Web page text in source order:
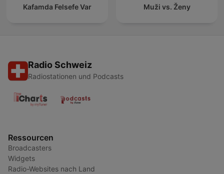
Kafamda Felsefe Var Muži vs. Ženy
Radio Schweiz
Radiostationen und Podcasts
Ressourcen
Broadcasters
Widgets
Radio-Websites nach Land